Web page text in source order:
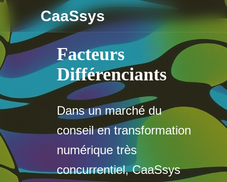
CaaSsys
Facteurs
Différenciants
Dans un marché du
conseil en transformation
numérique très
concurrentiel, CaaSsys